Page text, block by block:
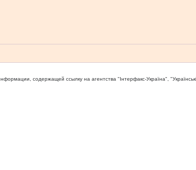
содержащей ссылку на агентства "Iнтерфакс-Україна",